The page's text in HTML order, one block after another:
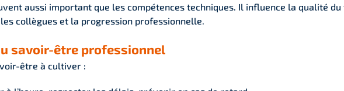
aussi important que les compétences techniques. Il influence la qualité
collègues et la progression professionnelle.
savoir-être professionnel
être à cultiver :